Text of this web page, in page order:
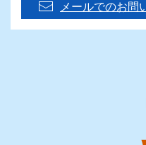
メールでのお問